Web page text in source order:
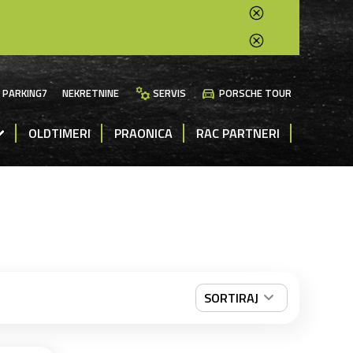
PARKING7 NEKRETNINE manufacturingSERVIS directions_car PORSCHE TOUR
OLDTIMERI PRAONICA RAC PARTNERI
SORTIRAJ